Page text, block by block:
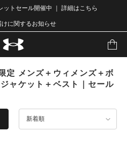
ットセール開催中 ｜ 詳細はこちら
に関するお知らせ
定 メンズ＋ウィメンズ＋ボ
ャケット＋ベスト｜セール
新着順